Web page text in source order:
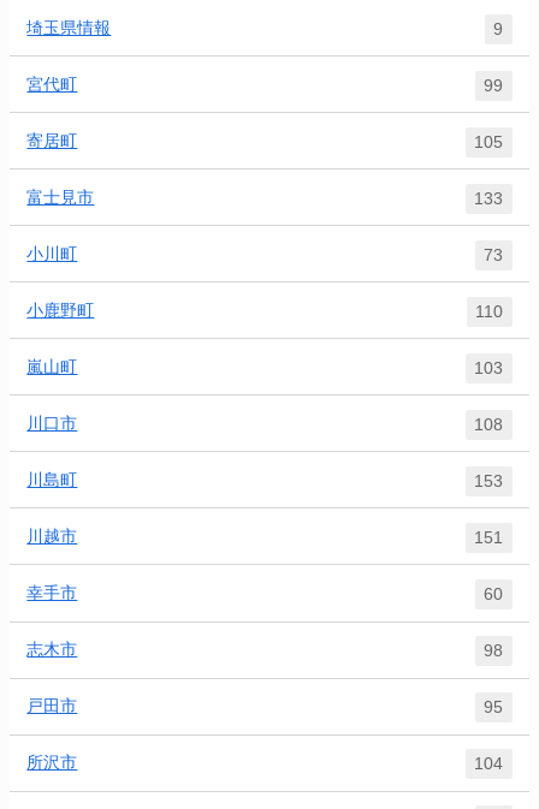
埼玉県情報 9
宮代町 99
寄居町 105
富士見市 133
小川町 73
小鹿野町 110
嵐山町 103
川口市 108
川島町 153
川越市 151
幸手市 60
志木市 98
戸田市 95
所沢市 104